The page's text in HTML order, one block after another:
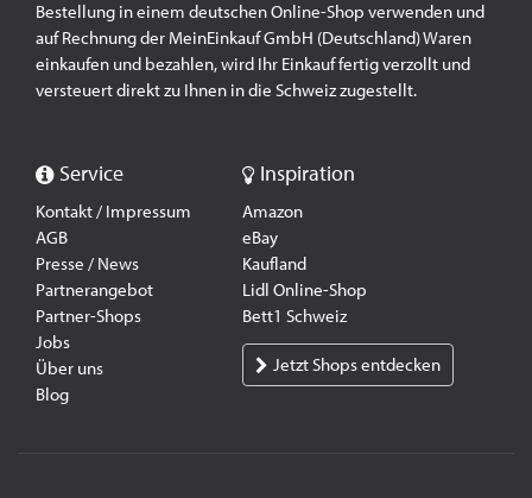
Bestellung in einem deutschen Online-Shop verwenden und
auf Rechnung der MeinEinkauf GmbH (Deutschland) Waren
einkaufen und bezahlen, wird Ihr Einkauf fertig verzollt und
versteuert direkt zu Ihnen in die Schweiz zugestellt.
Service
Kontakt / Impressum
AGB
Presse / News
Partnerangebot
Partner-Shops
Jobs
Über uns
Blog
Inspiration
Amazon
eBay
Kaufland
Lidl Online-Shop
Bett1 Schweiz
Jetzt Shops entdecken